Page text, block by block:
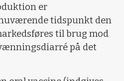
er
tidspunkt den
til brug mod
på det